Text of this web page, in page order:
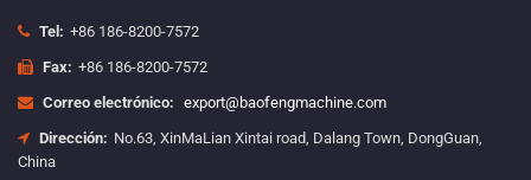
Tel: +86 186-8200-7572
Fax: +86 186-8200-7572
Correo electrónico: export@baofengmachine.com
Dirección: No.63, XinMaLian Xintai road, Dalang Town, DongGuan,
China